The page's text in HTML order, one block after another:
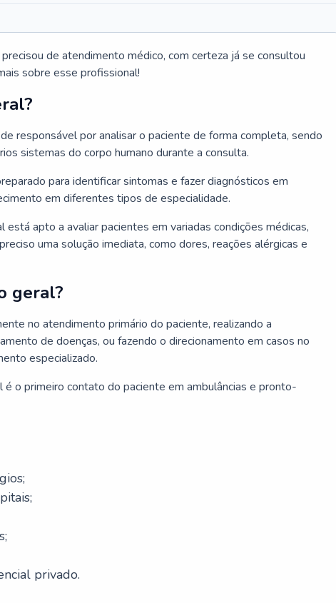
de atendimento médico, com certeza já se consultou
sobre esse profissional!
responsável por analisar o paciente de forma completa, sendo
sistemas do corpo humano durante a consulta.
para identificar sintomas e fazer diagnósticos em
em diferentes tipos de especialidade.
está apto a avaliar pacientes em variadas condições médicas,
uma solução imediata, como dores, reações alérgicas e
geral?
no atendimento primário do paciente, realizando a
de doenças, ou fazendo o direcionamento em casos no
especializado.
o primeiro contato do paciente em ambulâncias e pronto-
privado.